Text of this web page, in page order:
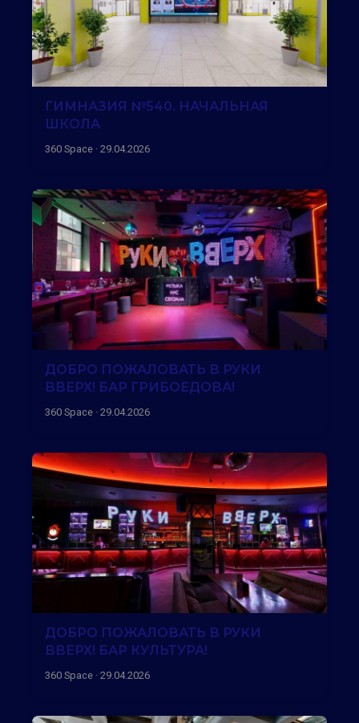
ГИМНАЗИЯ №540. НАЧАЛЬНАЯ
ШКОЛА
360 Space · 29.04.2026
ДОБРО ПОЖАЛОВАТЬ В РУКИ
ВВЕРХ! БАР ГРИБОЕДОВА!
360 Space · 29.04.2026
ДОБРО ПОЖАЛОВАТЬ В РУКИ
ВВЕРХ! БАР КУЛЬТУРА!
360 Space · 29.04.2026